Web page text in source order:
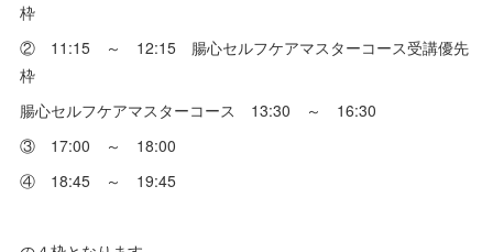
枠
② 11:15 ～ 12:15 腸心セルフケアマスターコース受講優先
枠
腸心セルフケアマスターコース 13:30 ～ 16:30
③ 17:00 ～ 18:00
④ 18:45 ～ 19:45